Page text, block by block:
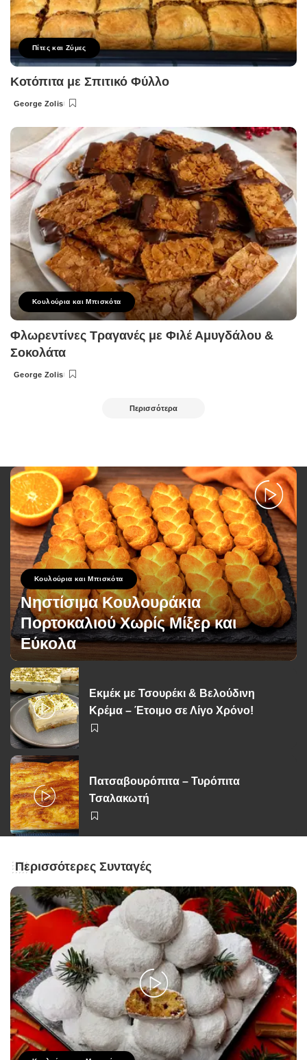
Πίτες και Ζύμες
Κοτόπιτα με Σπιτικό Φύλλο
Posted
George Zolis
Κουλούρια και Μπισκότα
Φλωρεντίνες Τραγανές με Φιλέ Αμυγδάλου &
Σοκολάτα
Posted
George Zolis
Περισσότερα
Κουλούρια και Μπισκότα
Νηστίσιμα Κουλουράκια
Πορτοκαλιού Χωρίς Μίξερ και
Εύκολα
Posted
by
George Zolis 12 Μαρτίου 2026
Εκμέκ με Τσουρέκι & Βελούδινη
Κρέμα – Έτοιμο σε Λίγο Χρόνο!
Πατσαβουρόπιτα – Τυρόπιτα
Τσαλακωτή
Περισσότερες Συνταγές